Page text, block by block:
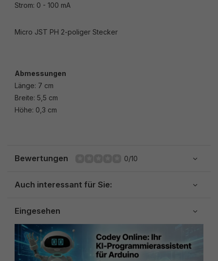
Strom: 0 - 100 mA
Micro JST PH 2-poliger Stecker
Abmessungen
Länge: 7 cm
Breite: 5,5 cm
Höhe: 0,3 cm
Bewertungen 0/10
Auch interessant für Sie:
Eingesehen